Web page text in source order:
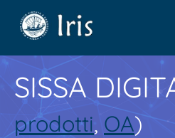
SISSA
prodotti, OA)